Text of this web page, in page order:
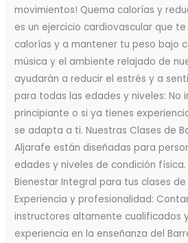
movimientos! Quema calorías y
es un ejercicio cardiovascular que
calorías y a mantener tu peso bajo
música y el ambiente relajado de
ayudarán a reducir el estrés y a
para todas las edades y niveles: No
principiante o si ya tienes
se adapta a ti. Nuestras Clases de
Aljarafe están diseñadas para
edades y niveles de condición
Bienestar Integral para tus clases de
Experiencia y profesionalidad:
instructores altamente cualificados
experiencia en la enseñanza del